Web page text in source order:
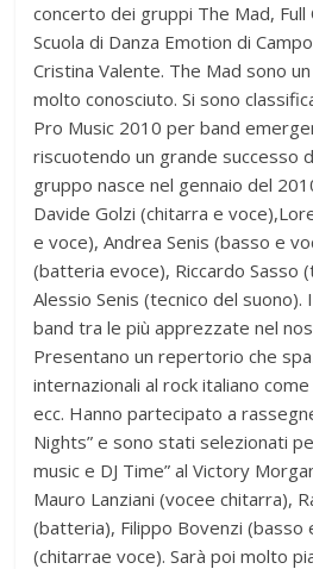
concerto dei gruppi The Mad, Full
Scuola di Danza Emotion di
Cristina Valente. The Mad sono
molto conosciuto. Si sono
Pro Music 2010 per band
riscuotendo un grande successo
gruppo nasce nel gennaio del
Davide Golzi (chitarra e
e voce), Andrea Senis (basso e
(batteria evoce), Riccardo Sasso
Alessio Senis (tecnico del suono).
band tra le più apprezzate nel
Presentano un repertorio che
internazionali al rock italiano
ecc. Hanno partecipato a
Nights” e sono stati selezionati
music e DJ Time” al Victory
Mauro Lanziani (vocee chitarra),
(batteria), Filippo Bovenzi (basso
(chitarrae voce). Sarà poi molto